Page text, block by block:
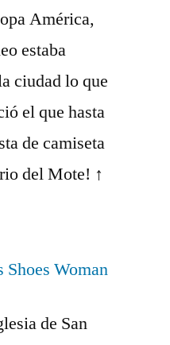
América,
estaba
ciudad lo que
el que hasta
de camiseta
del Mote! ↑
de San